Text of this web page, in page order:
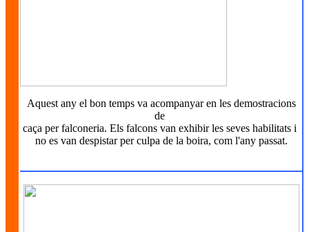
Aquest any el bon temps va acompanyar en les demostracions
de
caça per falconeria. Els falcons van exhibir les seves habilitats i
no es van despistar per culpa de la boira, com l'any passat.